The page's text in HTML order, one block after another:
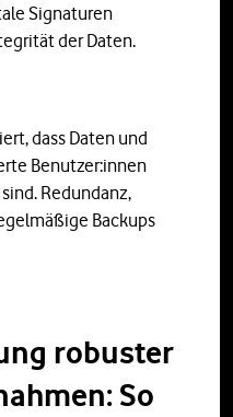
Signaturen
der Daten.
dass Daten und
Benutzer:innen
Redundanz,
Backups
robuster
So